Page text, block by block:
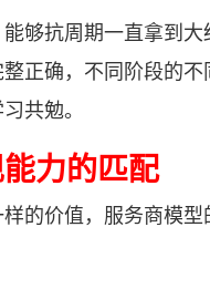
抗周期一直拿到大
正确，不同阶段的
共勉。
力的匹配
价值，服务商模型